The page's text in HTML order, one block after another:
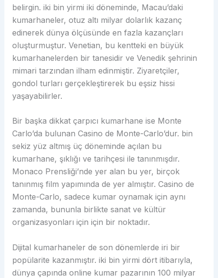
belirgin. iki bin yirmi iki döneminde, Macau’daki
kumarhaneler, otuz altı milyar dolarlık kazanç
edinerek dünya ölçüsünde en fazla kazançları
oluşturmuştur. Venetian, bu kentteki en büyük
kumarhanelerden bir tanesidir ve Venedik şehrinin
mimari tarzından ilham edinmiştir. Ziyaretçiler,
gondol turları gerçekleştirerek bu eşsiz hissi
yaşayabilirler.
Bir başka dikkat çarpıcı kumarhane ise Monte
Carlo’da bulunan Casino de Monte-Carlo’dur. bin
sekiz yüz altmış üç döneminde açılan bu
kumarhane, şıklığı ve tarihçesi ile tanınmışdır.
Monaco Prensliği’nde yer alan bu yer, birçok
tanınmış film yapımında de yer almıştır. Casino de
Monte-Carlo, sadece kumar oynamak için aynı
zamanda, bununla birlikte sanat ve kültür
organizasyonları için için bir noktadır.
Dijital kumarhaneler de son dönemlerde iri bir
popülarite kazanmıştır. iki bin yirmi dört itibarıyla,
dünya çapında online kumar pazarının 100 milyar